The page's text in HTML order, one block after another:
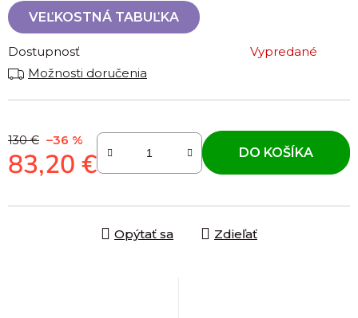
VEĽKOSTNÁ TABUĽKA
Dostupnosť
Vypredané
Možnosti doručenia
130 € –36 %
83,20 € DO KOŠÍKA
Opýtať sa Zdieľať